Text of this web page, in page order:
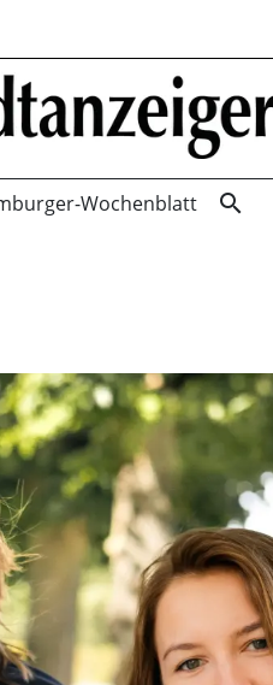
Wochenblatt search